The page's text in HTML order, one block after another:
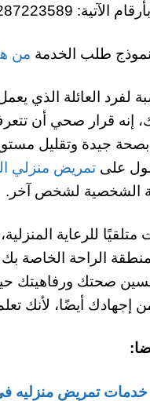
01287223589 – 01022722283
طلب الخدمة من
لفرد العائلة الذي
إنه قرار صحي أن
بصحة جيدة وتقليل
علىتمريض منزلي
الشخصية لشخص آخر.
متلقيًا للرعاية
الراحة الخاصة
صحتك ورفاهيتك
إجهادك أيضًا، لأنك
تمريض منزليه في